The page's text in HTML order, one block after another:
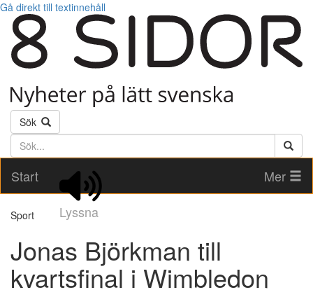
Gå direkt till textinnehåll
Sök
Söktext
Start
Lyssna
Mer
Sport
Jonas Björkman till
kvartsfinal i Wimbledon